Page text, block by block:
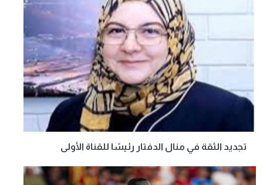
تجديد الثقة في منال الدفتار رئيسًا للقناة الأولى